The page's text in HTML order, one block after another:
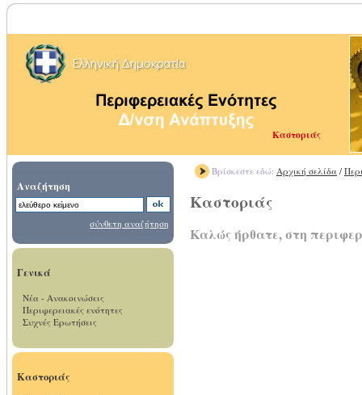
Καστοριάς
Αναζήτηση
σύνθετη αναζήτηση
Γενικά
Νέα - Ανακοινώσεις
Περιφερειακές ενότητες
Συχνές Ερωτήσεις
Καστοριάς
Βρίσκεστε εδώ: Αρχική σελίδα /
Καστοριάς
Καλώς ήρθατε, στη